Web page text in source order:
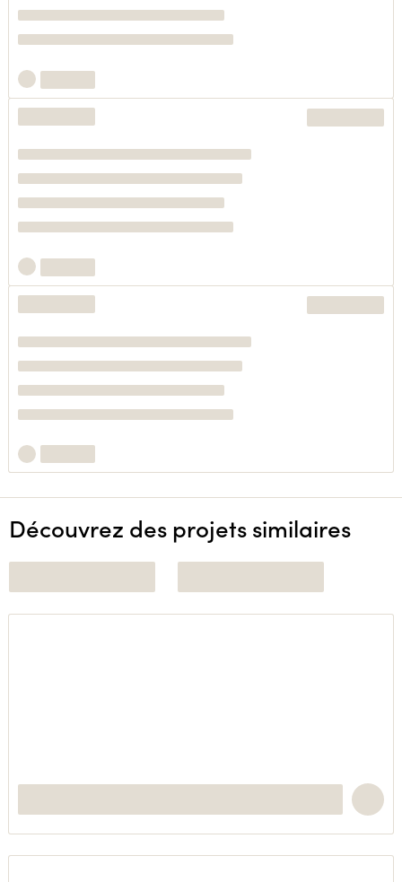
Découvrez des projets similaires